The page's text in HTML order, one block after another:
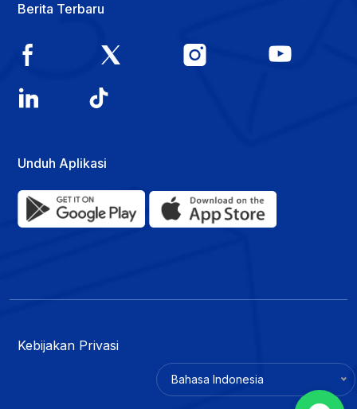
Berita Terbaru
Unduh Aplikasi
Kebijakan Privasi
Bahasa Indonesia